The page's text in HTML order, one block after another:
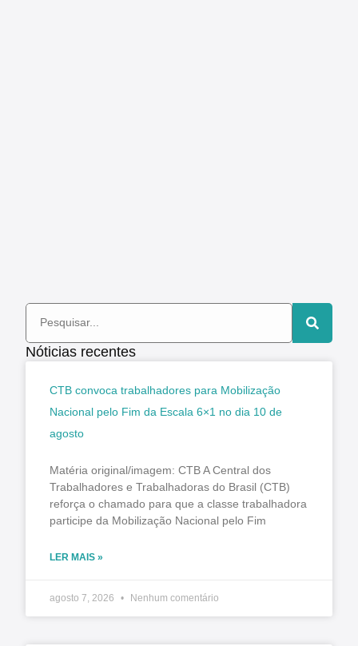
Nóticias recentes
CTB convoca trabalhadores para Mobilização
Nacional pelo Fim da Escala 6×1 no dia 10 de
agosto
Matéria original/imagem: CTB A Central dos
Trabalhadores e Trabalhadoras do Brasil (CTB)
reforça o chamado para que a classe trabalhadora
participe da Mobilização Nacional pelo Fim
LER MAIS »
agosto 7, 2026 Nenhum comentário